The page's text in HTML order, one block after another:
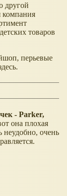
другой
компания
товаров
перьевые
- Parker,
она плохая
неудобно, очень